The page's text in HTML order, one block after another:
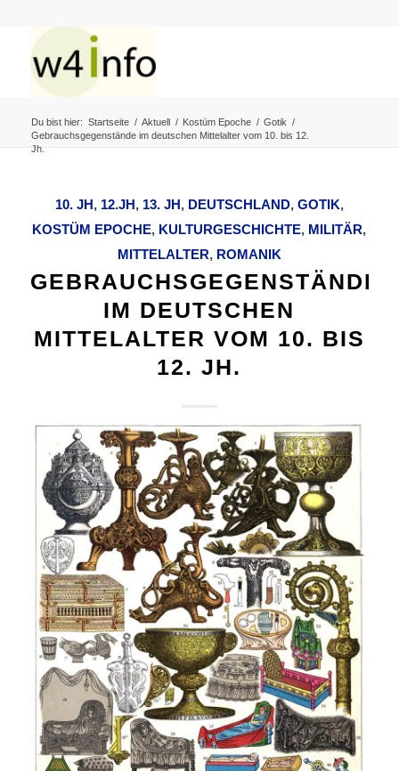
Du bist hier: Startseite / Aktuell / Kostüm Epoche / Gotik /
Gebrauchsgegenstände im deutschen Mittelalter vom 10. bis 12.
Jh.
10. JH, 12.JH, 13. JH, DEUTSCHLAND, GOTIK,
KOSTÜM EPOCHE, KULTURGESCHICHTE, MILITÄR,
MITTELALTER, ROMANIK
GEBRAUCHSGEGENSTÄNDE
IM DEUTSCHEN
MITTELALTER VOM 10. BIS
12. JH.